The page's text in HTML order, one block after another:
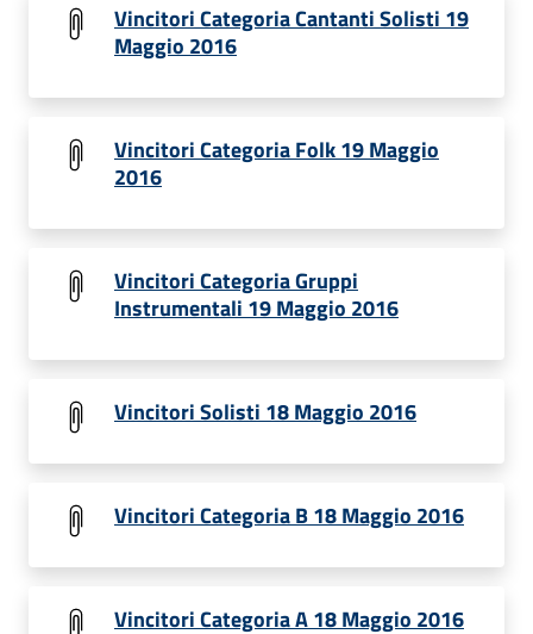
Vincitori Categoria Cantanti Solisti 19
Maggio 2016
Vincitori Categoria Folk 19 Maggio
2016
Vincitori Categoria Gruppi
Instrumentali 19 Maggio 2016
Vincitori Solisti 18 Maggio 2016
Vincitori Categoria B 18 Maggio 2016
Vincitori Categoria A 18 Maggio 2016